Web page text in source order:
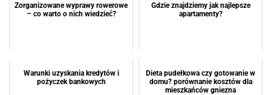
Zorganizowane wyprawy rowerowe
– co warto o nich wiedzieć?
Gdzie znajdziemy jak najlepsze
apartamenty?
Warunki uzyskania kredytów i
pożyczek bankowych
Dieta pudełkowa czy gotowanie w
domu? porównanie kosztów dla
mieszkańców gniezna